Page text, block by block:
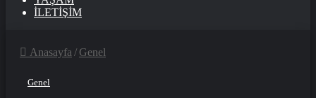
İLETIŞIM
Anasayfa / Genel
Genel